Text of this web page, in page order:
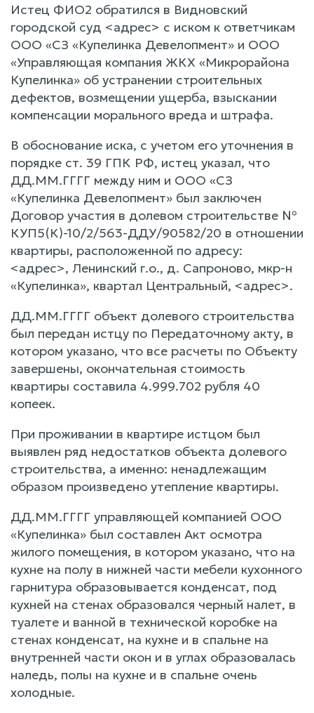
Истец ФИО2 обратился в Видновский
городской суд <адрес> с иском к ответчикам
ООО «СЗ «Купелинка Девелопмент» и ООО
«Управляющая компания ЖКХ «Микрорайона
Купелинка» об устранении строительных
дефектов, возмещении ущерба, взыскании
компенсации морального вреда и штрафа.
В обоснование иска, с учетом его уточнения в
порядке ст. 39 ГПК РФ, истец указал, что
ДД.ММ.ГГГГ между ним и ООО «СЗ
«Купелинка Девелопмент» был заключен
Договор участия в долевом строительстве №
КУП5(К)-10/2/563-ДДУ/90582/20 в отношении
квартиры, расположенной по адресу:
<адрес>, Ленинский г.о., д. Сапроново, мкр-н
«Купелинка», квартал Центральный, <адрес>.
ДД.ММ.ГГГГ объект долевого строительства
был передан истцу по Передаточному акту, в
котором указано, что все расчеты по Объекту
завершены, окончательная стоимость
квартиры составила 4.999.702 рубля 40
копеек.
При проживании в квартире истцом был
выявлен ряд недостатков объекта долевого
строительства, а именно: ненадлежащим
образом произведено утепление квартиры.
ДД.ММ.ГГГГ управляющей компанией ООО
«Купелинка» был составлен Акт осмотра
жилого помещения, в котором указано, что на
кухне на полу в нижней части мебели кухонного
гарнитура образовывается конденсат, под
кухней на стенах образовался черный налет, в
туалете и ванной в технической коробке на
стенах конденсат, на кухне и в спальне на
внутренней части окон и в углах образовалась
наледь, полы на кухне и в спальне очень
холодные.